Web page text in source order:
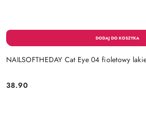
NAILSOFTHEDAY Cat Eye 04 fioletowy
Cena:
38.90